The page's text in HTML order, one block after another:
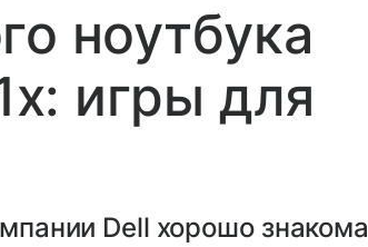
ноутбука
игры для
Dell хорошо знакома